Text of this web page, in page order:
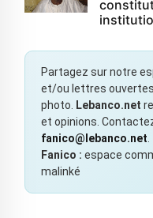
Partagez sur notre
et/ou lettres
photo.
Lebanco.net
et opinions.
fanico@lebanco.net
Fanico : espace
malinké